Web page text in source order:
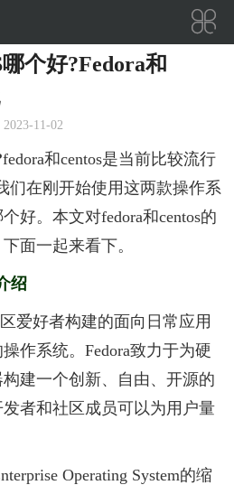

个好?Fedora和
11-02
fedora和centos是当前比较流行
们在刚开始使用这两款操作系
好。本文对fedora和centos的
面一起来看下。
绍
爱好者构建的面向日常应用
作系统。Fedora致力于为硬
建一个创新、自由、开源的
者和社区成员可以为用户量
Operating System的缩